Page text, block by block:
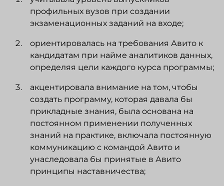
профильных вузов при создании
экзаменационных заданий на входе;
ориентировалась на требования Авито к
кандидатам при найме аналитиков данных,
определяя цели каждого курса программы;
акцентировала внимание на том, чтобы
создать программу, которая давала бы
прикладные знания, была основана на
постоянном применении полученных
знаний на практике, включала постоянную
коммуникацию с командой Авито и
унаследовала бы принятые в Авито
принципы наставничества;